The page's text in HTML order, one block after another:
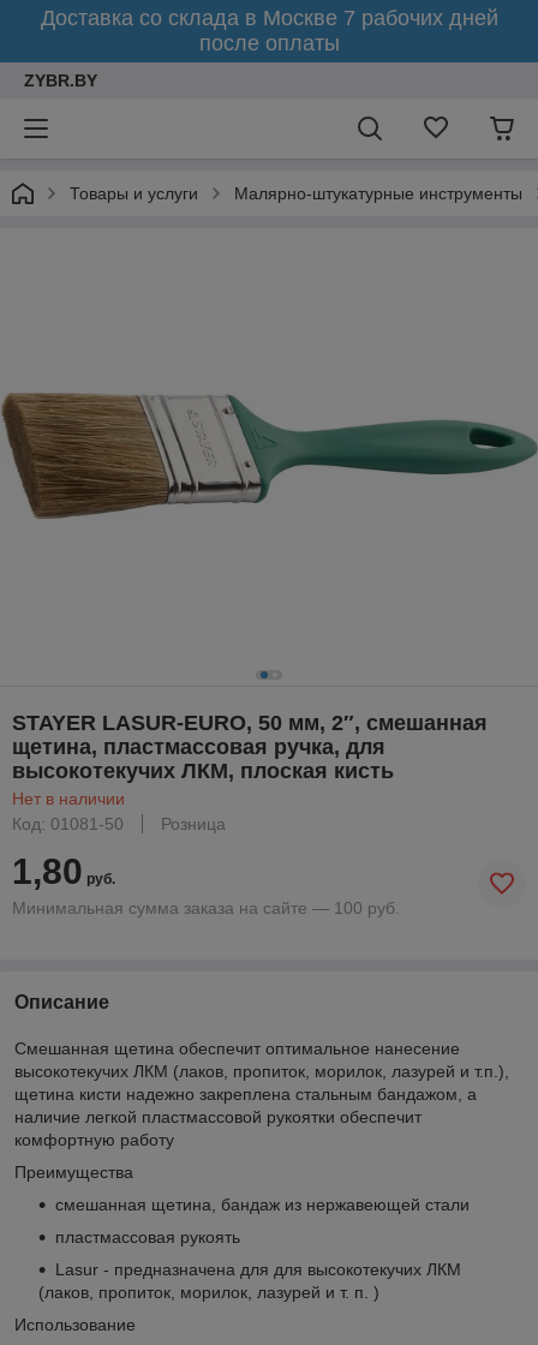
Доставка со склада в Москве 7 рабочих дней
после оплаты
ZYBR.BY
Товары и услуги Малярно-штукатурные инструменты
STAYER LASUR-EURO, 50 мм, 2″, смешанная
щетина, пластмассовая ручка, для
высокотекучих ЛКМ, плоская кисть
Нет в наличии
Код: 01081-50
Розница
1,80 руб.
Минимальная сумма заказа на сайте — 100 руб.
Описание
Смешанная щетина обеспечит оптимальное нанесение
высокотекучих ЛКМ (лаков, пропиток, морилок, лазурей и т.п.),
щетина кисти надежно закреплена стальным бандажом, а
наличие легкой пластмассовой рукоятки обеспечит
комфортную работу
Преимущества
смешанная щетина, бандаж из нержавеющей стали
пластмассовая рукоять
Lasur - предназначена для для высокотекучих ЛКМ
(лаков, пропиток, морилок, лазурей и т. п. )
Использование